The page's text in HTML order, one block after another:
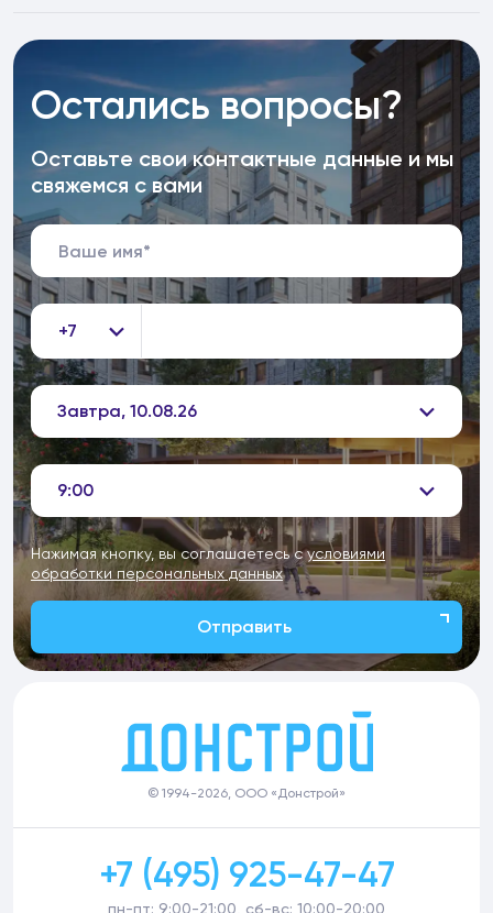
Остались вопросы?
Оставьте свои контактные данные и мы
свяжемся с вами
+7
Завтра, 10.08.26
9:00
Нажимая кнопку, вы соглашаетесь сусловиями
обработки персональных данных
Отправить
© 1994-2026, ООО «Донстрой»
+7 (495) 925-47-47
пн-пт: 9:00-21:00, сб-вс: 10:00-20:00